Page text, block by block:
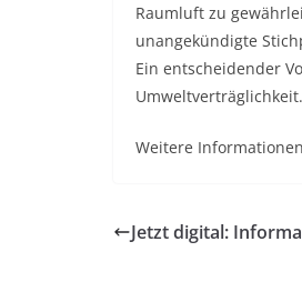
Raumluft zu
unangekündigte
Ein entscheidender
Umweltverträglichkeit.
Weitere
Jetzt digital: